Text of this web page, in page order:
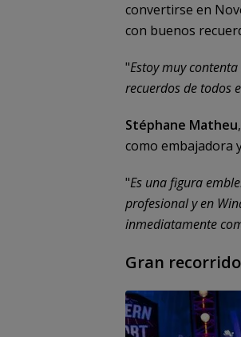
convertirse en
con buenos
"Estoy muy
recuerdos de todos
Stéphane Matheu
como embajadora
"Es una figura
profesional y en
inmediatamente
Gran